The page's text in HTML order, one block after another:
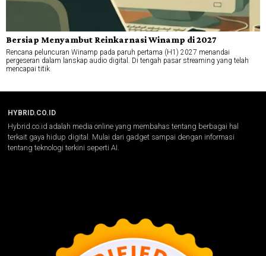
Bersiap Menyambut Reinkarnasi Winamp di 2027
Rencana peluncuran Winamp pada paruh pertama (H1) 2027 menandai
pergeseran dalam lanskap audio digital. Di tengah pasar streaming yang telah
mencapai titik
HYBRID.CO.ID
Hybrid.co.id adalah media online yang membahas tentang berbagai hal
terkait gaya hidup digital. Mulai dari gadget sampai dengan informasi
tentang teknologi terkini seperti AI.